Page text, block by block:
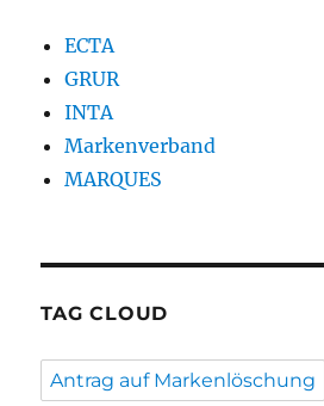
ECTA
GRUR
INTA
Markenverband
MARQUES
TAG CLOUD
Antrag auf Markenlöschung